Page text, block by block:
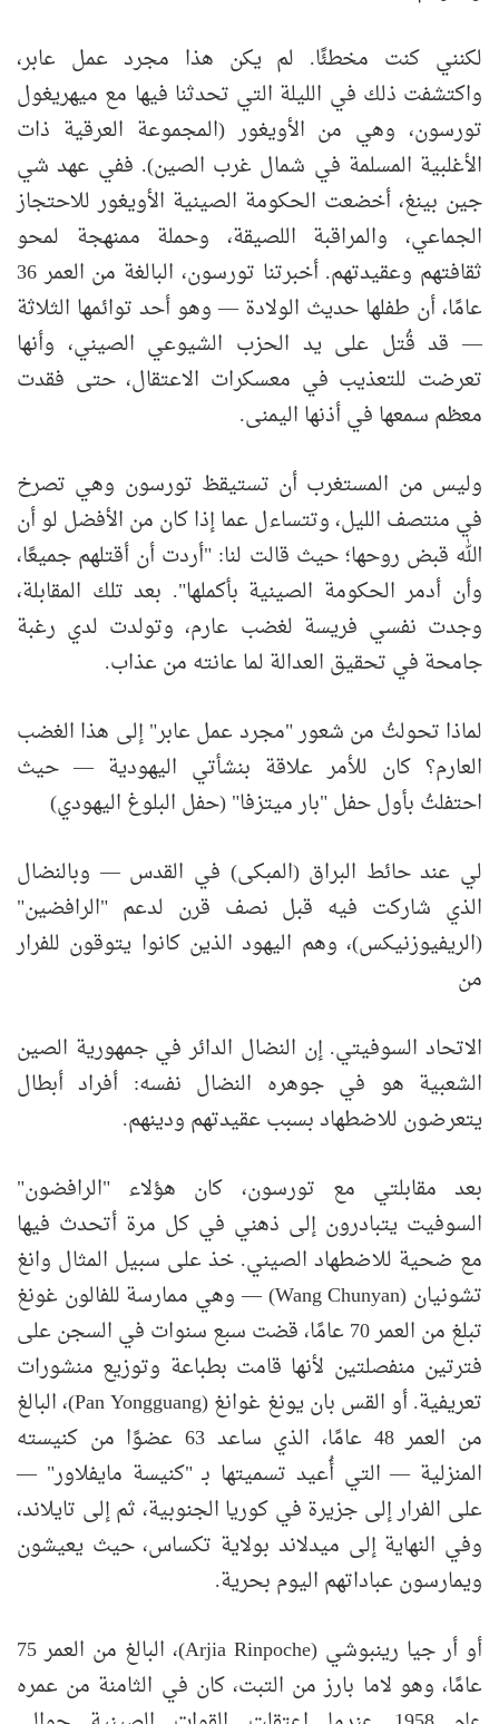
لكنني كنت مخطئًا. لم يكن هذا مجرد عمل عابر،
واكتشفت ذلك في الليلة التي تحدثنا فيها مع ميهريغول
تورسون، وهي من الأويغور (المجموعة العرقية ذات
الأغلبية المسلمة في شمال غرب الصين). ففي عهد شي
جين بينغ، أخضعت الحكومة الصينية الأويغور للاحتجاز
الجماعي، والمراقبة اللصيقة، وحملة ممنهجة لمحو
ثقافتهم وعقيدتهم. أخبرتنا تورسون، البالغة من العمر 36
عامًا، أن طفلها حديث الولادة — وهو أحد توائمها الثلاثة
— قد قُتل على يد الحزب الشيوعي الصيني، وأنها
تعرضت للتعذيب في معسكرات الاعتقال، حتى فقدت
معظم سمعها في أذنها اليمنى.
وليس من المستغرب أن تستيقظ تورسون وهي تصرخ
في منتصف الليل، وتتساءل عما إذا كان من الأفضل لو أن
الله قبض روحها؛ حيث قالت لنا: "أردت أن أقتلهم جميعًا،
وأن أدمر الحكومة الصينية بأكملها". بعد تلك المقابلة،
وجدت نفسي فريسة لغضب عارم، وتولدت لدي رغبة
جامحة في تحقيق العدالة لما عانته من عذاب.
لماذا تحولتُ من شعور "مجرد عمل عابر" إلى هذا الغضب
العارم؟ كان للأمر علاقة بنشأتي اليهودية — حيث
احتفلتُ بأول حفل "بار ميتزفا" (حفل البلوغ اليهودي)
لي عند حائط البراق (المبكى) في القدس — وبالنضال
الذي شاركت فيه قبل نصف قرن لدعم "الرافضين"
(الريفيوزنيكس)، وهم اليهود الذين كانوا يتوقون للفرار
من
الاتحاد السوفيتي. إن النضال الدائر في جمهورية الصين
الشعبية هو في جوهره النضال نفسه: أفراد أبطال
يتعرضون للاضطهاد بسبب عقيدتهم ودينهم.
بعد مقابلتي مع تورسون، كان هؤلاء "الرافضون"
السوفيت يتبادرون إلى ذهني في كل مرة أتحدث فيها
مع ضحية للاضطهاد الصيني. خذ على سبيل المثال وانغ
تشونيان (Wang Chunyan) — وهي ممارسة للفالون غونغ
تبلغ من العمر 70 عامًا، قضت سبع سنوات في السجن على
فترتين منفصلتين لأنها قامت بطباعة وتوزيع منشورات
تعريفية. أو القس بان يونغ غوانغ (Pan Yongguang)، البالغ
من العمر 48 عامًا، الذي ساعد 63 عضوًا من كنيسته
المنزلية — التي أُعيد تسميتها بـ "كنيسة مايفلاور" —
على الفرار إلى جزيرة في كوريا الجنوبية، ثم إلى تايلاند،
وفي النهاية إلى ميدلاند بولاية تكساس، حيث يعيشون
ويمارسون عباداتهم اليوم بحرية.
أو أر جيا رينبوشي (Arjia Rinpoche)، البالغ من العمر 75
عامًا، وهو لاما بارز من التبت، كان في الثامنة من عمره